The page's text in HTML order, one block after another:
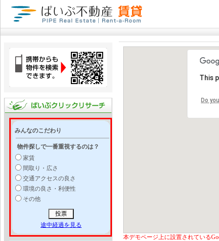
みんなのこだわり
物件探しで一番重視するのは？
家賃
間取り・広さ
交通アクセスの良さ
環境の良さ・利便性
その他
途中経過を見る
This
Do
本デモページ上に設置されている